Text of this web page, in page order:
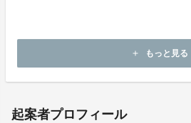
所等へのお問い合わせはご遠慮願
add もっと見る
起案者プロフィール